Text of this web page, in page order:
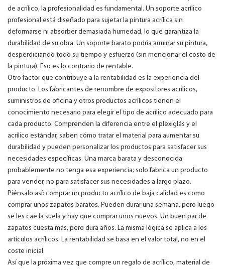
de acrílico, la profesionalidad es fundamental. Un soporte acrílico
profesional está diseñado para sujetar la pintura acrílica sin
deformarse ni absorber demasiada humedad, lo que garantiza la
durabilidad de su obra. Un soporte barato podría arruinar su pintura,
desperdiciando todo su tiempo y esfuerzo (sin mencionar el costo de
la pintura). Eso es lo contrario de rentable.
Otro factor que contribuye a la rentabilidad es la experiencia del
producto. Los fabricantes de renombre de expositores acrílicos,
suministros de oficina y otros productos acrílicos tienen el
conocimiento necesario para elegir el tipo de acrílico adecuado para
cada producto. Comprenden la diferencia entre el plexiglás y el
acrílico estándar, saben cómo tratar el material para aumentar su
durabilidad y pueden personalizar los productos para satisfacer sus
necesidades específicas. Una marca barata y desconocida
probablemente no tenga esa experiencia; solo fabrica un producto
para vender, no para satisfacer sus necesidades a largo plazo.
Piénsalo así: comprar un producto acrílico de baja calidad es como
comprar unos zapatos baratos. Pueden durar una semana, pero luego
se les cae la suela y hay que comprar unos nuevos. Un buen par de
zapatos cuesta más, pero dura años. La misma lógica se aplica a los
artículos acrílicos. La rentabilidad se basa en el valor total, no en el
coste inicial.
Así que la próxima vez que compre un regalo de acrílico, material de